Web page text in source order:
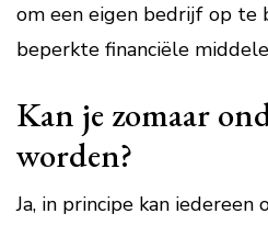
om een eigen bedrijf op te
beperkte financiële
Kan je zomaar
worden?
Ja, in principe kan